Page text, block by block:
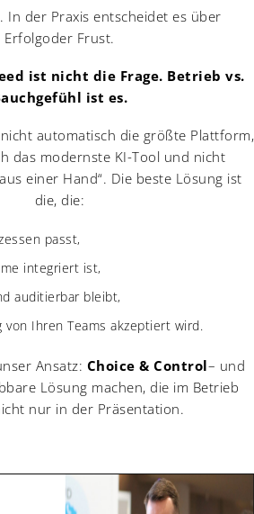
In der Praxis entscheidet es über
Erfolgoder Frust.
ist nicht die Frage. Betrieb vs.
ist es.
automatisch die größte Plattform,
das modernste KI-Tool und nicht
einer Hand“. Die beste Lösung ist
die, die:
passt,
integriert ist,
auditierbar bleibt,
von Ihren Teams akzeptiert wird.
Ansatz: Choice & Control– und
Lösung machen, die im Betrieb
nur in der Präsentation.